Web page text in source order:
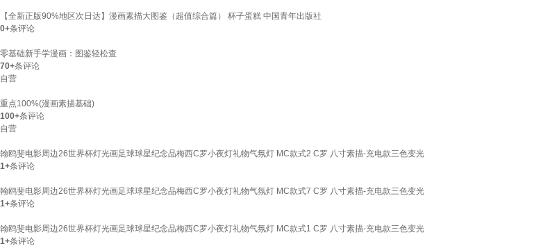
【全新正版90%地区次日达】漫画素描大图鉴（超值综合篇） 杯子蛋糕 中国青年出版社
0+条评论
零基础新手学漫画：图鉴轻松查
70+条评论
自营
重点100%(漫画素描基础)
100+条评论
自营
翰鸥斐电影周边26世界杯灯光画足球球星纪念品梅西C罗小夜灯礼物气氛灯 MC款式2 C罗 八寸素描-充电款三色变光
1+条评论
翰鸥斐电影周边26世界杯灯光画足球球星纪念品梅西C罗小夜灯礼物气氛灯 MC款式7 C罗 八寸素描-充电款三色变光
1+条评论
翰鸥斐电影周边26世界杯灯光画足球球星纪念品梅西C罗小夜灯礼物气氛灯 MC款式1 C罗 八寸素描-充电款三色变光
1+条评论